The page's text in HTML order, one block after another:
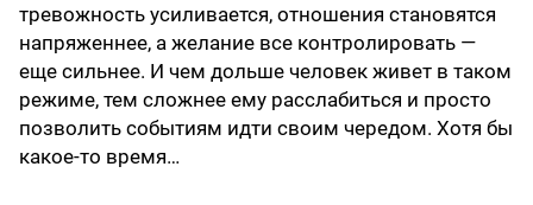
тревожность усиливается, отношения становятся
напряженнее, а желание все контролировать —
еще сильнее. И чем дольше человек живет в таком
режиме, тем сложнее ему расслабиться и просто
позволить событиям идти своим чередом. Хотя бы
какое-то время…